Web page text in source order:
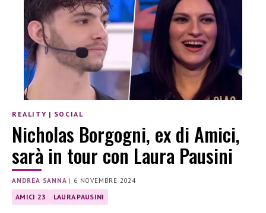
REALITY | SOCIAL
Nicholas Borgogni, ex di Amici,
sarà in tour con Laura Pausini
ANDREA SANNA | 6 NOVEMBRE 2024
AMICI 23 LAURA PAUSINI